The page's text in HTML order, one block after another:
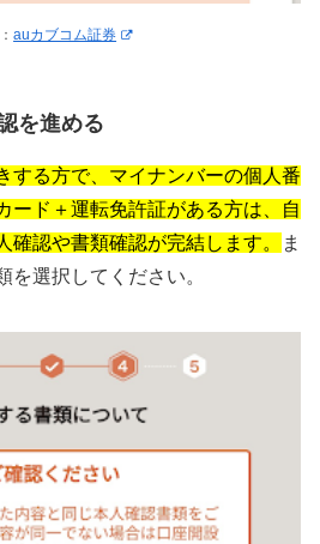
auカブコム証券
を進める
する方で、マイナンバーの個人番
ード＋運転免許証がある方は、自
確認や書類確認が完結します。
ま
を選択してください。